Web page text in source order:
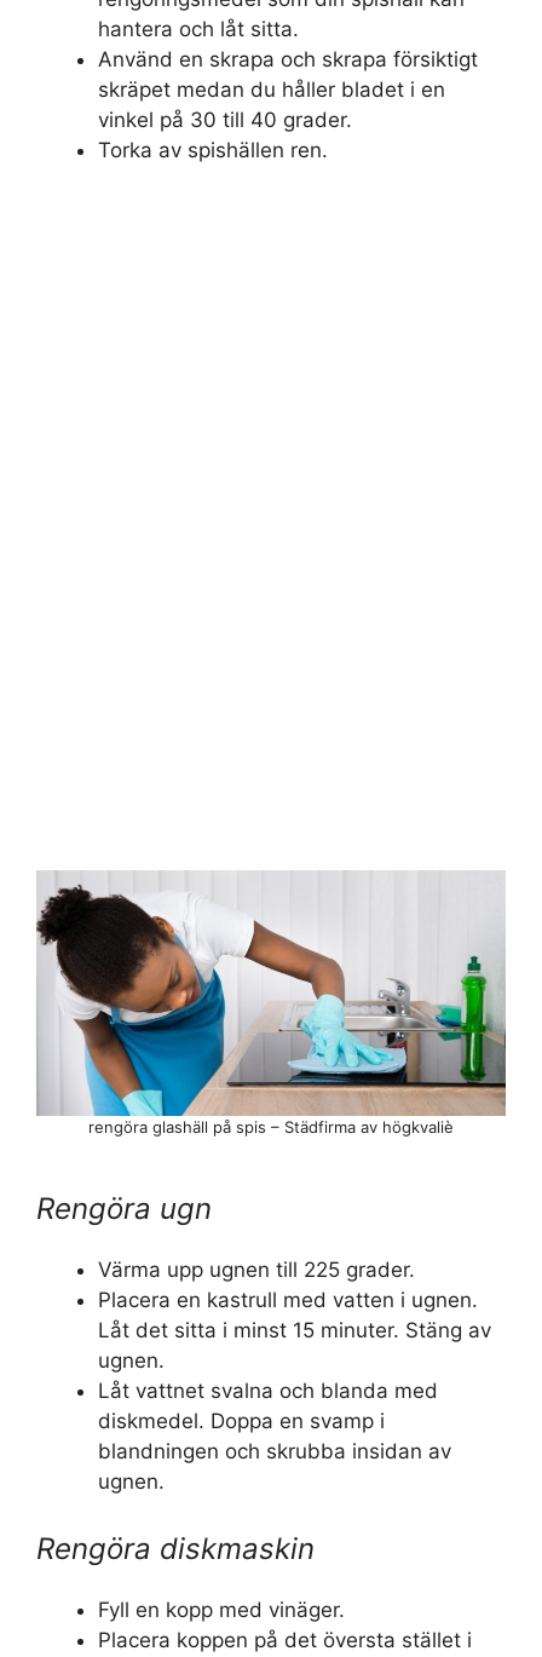
hantera och låt sitta.
Använd en skrapa och skrapa försiktigt
skräpet medan du håller bladet i en
vinkel på 30 till 40 grader.
Torka av spishällen ren.
Rengöra ugn
Värma upp ugnen till 225 grader.
Placera en kastrull med vatten i ugnen.
Låt det sitta i minst 15 minuter. Stäng av
ugnen.
Låt vattnet svalna och blanda med
diskmedel. Doppa en svamp i
blandningen och skrubba insidan av
ugnen.
Rengöra diskmaskin
Fyll en kopp med vinäger.
Placera koppen på det översta stället i
rengöra glashäll på spis – Städfirma av högkvaliè